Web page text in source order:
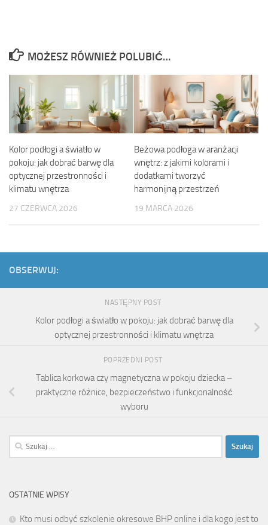
MOŻESZ RÓWNIEŻ POLUBIĆ…
Kolor podłogi a światło w
pokoju: jak dobrać barwę dla
optycznej przestronności i
klimatu wnętrza
27 CZERWCA 2026
Beżowa podłoga w aranżacji
wnętrz: z jakimi kolorami i
dodatkami tworzyć
harmonijną przestrzeń
19 MARCA 2026
OBSERWUJ:
NASTĘPNY POST
Kolor podłogi a światło w pokoju: jak dobrać barwę dla
optycznej przestronności i klimatu wnętrza
POPRZEDNI POST
Tablica korkowa czy magnetyczna w pokoju dziecka –
praktyczne różnice, bezpieczeństwo i funkcjonalność
wyboru
Szukaj:
OSTATNIE WPISY
Kto musi odbyć szkolenie okresowe BHP online i dla kogo jest to